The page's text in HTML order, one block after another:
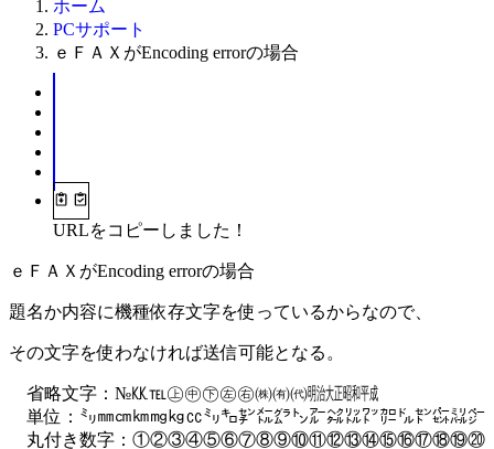
ホーム
PCサポート
ｅＦＡＸがEncoding errorの場合
URLをコピーしました！
ｅＦＡＸがEncoding errorの場合
題名か内容に機種依存文字を使っているからなので、
その文字を使わなければ送信可能となる。
省略文字：№㏍℡㊤㊥㊦㊧㊨㈱㈲㈹㍾㍽㍼㍻
単位：㍉㎜㎝㎞㎎㎏㏄㍉㌔㌢㍍㌘㌧㌃㌶㍑㍗㌍㌦㌣㌫㍊㌻
丸付き数字：①②③④⑤⑥⑦⑧⑨⑩⑪⑫⑬⑭⑮⑯⑰⑱⑲⑳